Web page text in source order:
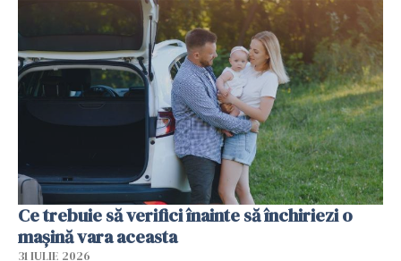
Ce trebuie să verifici înainte să închiriezi o
mașină vara aceasta
31 IULIE 2026